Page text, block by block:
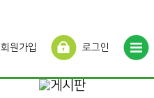
회원가입 로그인